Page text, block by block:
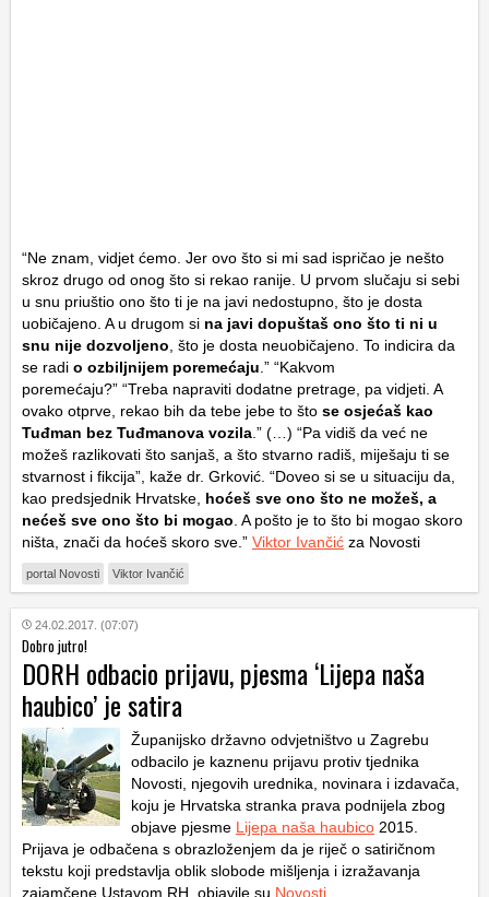
“Ne znam, vidjet ćemo. Jer ovo što si mi sad ispričao je nešto
skroz drugo od onog što si rekao ranije. U prvom slučaju si sebi
u snu priuštio ono što ti je na javi nedostupno, što je dosta
uobičajeno. A u drugom si na javi dopuštaš ono što ti ni u
snu nije dozvoljeno , što je dosta neuobičajeno. To indicira da
se radi o ozbiljnijem poremećaju .” “Kakvom
poremećaju?” “Treba napraviti dodatne pretrage, pa vidjeti. A
ovako otprve, rekao bih da tebe jebe to što se osjećaš kao
Tuđman bez Tuđmanova vozila .” (…) “Pa vidiš da već ne
možeš razlikovati što sanjaš, a što stvarno radiš, miješaju ti se
stvarnost i fikcija”, kaže dr. Grković. “Doveo si se u situaciju da,
kao predsjednik Hrvatske, hoćeš sve ono što ne možeš, a
nećeš sve ono što bi mogao . A pošto je to što bi mogao skoro
ništa, znači da hoćeš skoro sve.” Viktor Ivančić za Novosti
portal Novosti Viktor Ivančić
24.02.2017. (07:07)
Dobro jutro!
DORH odbacio prijavu, pjesma ‘Lijepa naša
haubico’ je satira
Županijsko državno odvjetništvo u Zagrebu
odbacilo je kaznenu prijavu protiv tjednika
Novosti, njegovih urednika, novinara i izdavača,
koju je Hrvatska stranka prava podnijela zbog
objave pjesme Lijepa naša haubico 2015.
Prijava je odbačena s obrazloženjem da je riječ o satiričnom
tekstu koji predstavlja oblik slobode mišljenja i izražavanja
zajamčene Ustavom RH, objavile su Novosti